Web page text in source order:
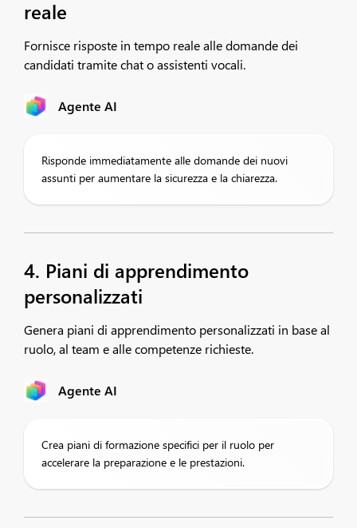
reale
Fornisce risposte in tempo reale alle domande dei
candidati tramite chat o assistenti vocali.
Agente AI
Risponde immediatamente alle domande dei nuovi
assunti per aumentare la sicurezza e la chiarezza.
4. Piani di apprendimento
personalizzati
Genera piani di apprendimento personalizzati in base al
ruolo, al team e alle competenze richieste.
Agente AI
Crea piani di formazione specifici per il ruolo per
accelerare la preparazione e le prestazioni.